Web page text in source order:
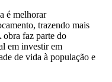
é melhorar
trazendo mais
obra faz parte do
em investir em
de vida à população e